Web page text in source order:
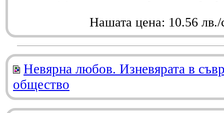
Нашата цена: 10.56 лв./
Невярна любов. Изневярата в
общество